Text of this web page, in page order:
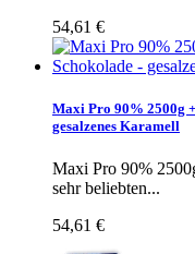
54,61 €
Maxi Pro 90% 2500g
gesalzenes Karamell
Maxi Pro 90%
sehr beliebten...
54,61 €